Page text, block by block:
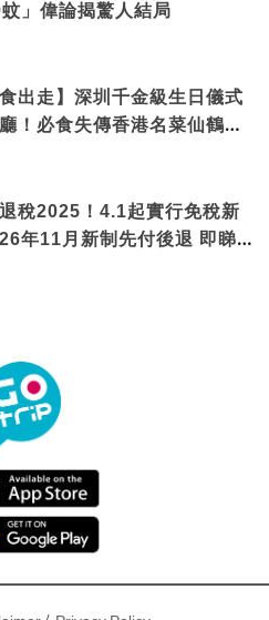
蚊」偉論揭驚人結局
食出走】深圳千金級生日儀式
！必食失傳香港名菜仙鶴神
稅2025！4.1起實行免稅新
年11月新制先付後退 即睇步